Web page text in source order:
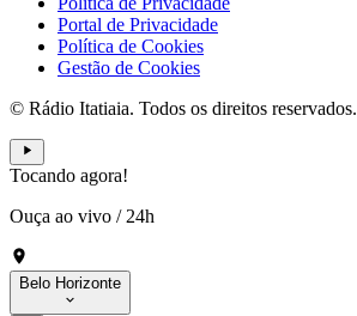
Portal de Privacidade
Política de Cookies
Gestão de Cookies
© Rádio Itatiaia. Todos os direitos reservados.
Tocando agora!
Ouça ao vivo / 24h
Belo Horizonte